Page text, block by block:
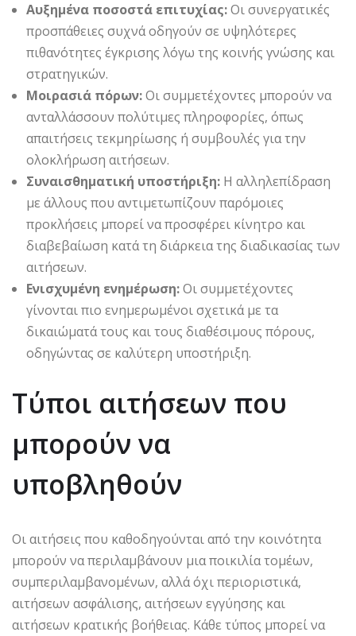
Αυξημένα ποσοστά επιτυχίας:Οι συνεργατικές
προσπάθειες συχνά οδηγούν σε υψηλότερες
πιθανότητες έγκρισης λόγω της κοινής γνώσης και
στρατηγικών.
Μοιρασιά πόρων:Οι συμμετέχοντες μπορούν να
ανταλλάσσουν πολύτιμες πληροφορίες, όπως
απαιτήσεις τεκμηρίωσης ή συμβουλές για την
ολοκλήρωση αιτήσεων.
Συναισθηματική υποστήριξη: Η αλληλεπίδραση
με άλλους που αντιμετωπίζουν παρόμοιες
προκλήσεις μπορεί να προσφέρει κίνητρο και
διαβεβαίωση κατά τη διάρκεια της διαδικασίας των
αιτήσεων.
Ενισχυμένη ενημέρωση:Οι συμμετέχοντες
γίνονται πιο ενημερωμένοι σχετικά με τα
δικαιώματά τους και τους διαθέσιμους πόρους,
οδηγώντας σε καλύτερη υποστήριξη.
Τύποι αιτήσεων που
μπορούν να
υποβληθούν
Οι αιτήσεις που καθοδηγούνται από την κοινότητα
μπορούν να περιλαμβάνουν μια ποικιλία τομέων,
συμπεριλαμβανομένων, αλλά όχι περιοριστικά,
αιτήσεων ασφάλισης, αιτήσεων εγγύησης και
αιτήσεων κρατικής βοήθειας. Κάθε τύπος μπορεί να